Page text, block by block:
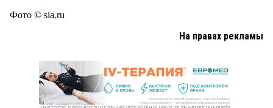
Фото © sia.ru
На правах рекламы